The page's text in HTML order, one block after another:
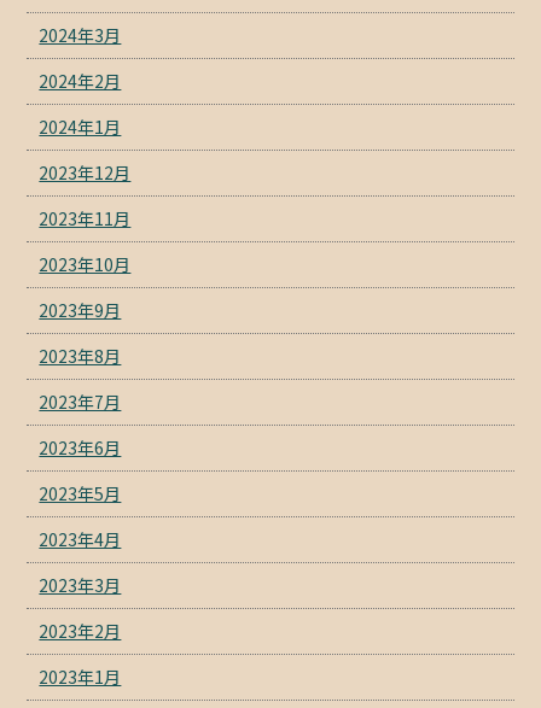
2024年3月
2024年2月
2024年1月
2023年12月
2023年11月
2023年10月
2023年9月
2023年8月
2023年7月
2023年6月
2023年5月
2023年4月
2023年3月
2023年2月
2023年1月